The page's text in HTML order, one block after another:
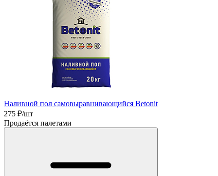
Наливной пол самовыравнивающийся Betonit
275 ₽/шт
Продаётся палетами